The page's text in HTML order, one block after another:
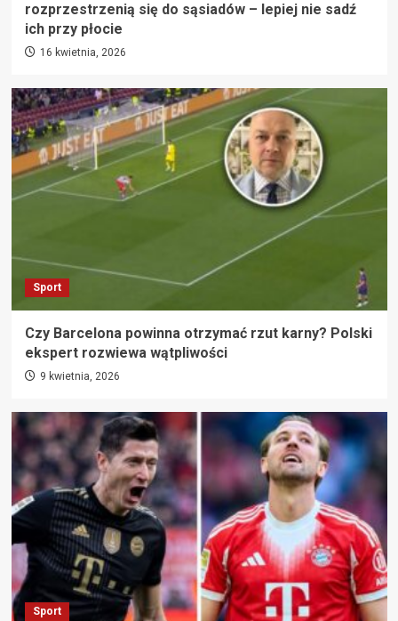
rozprzestrzenią się do sąsiadów – lepiej nie sadź
ich przy płocie
16 kwietnia, 2026
Sport
Czy Barcelona powinna otrzymać rzut karny? Polski
ekspert rozwiewa wątpliwości
9 kwietnia, 2026
Sport